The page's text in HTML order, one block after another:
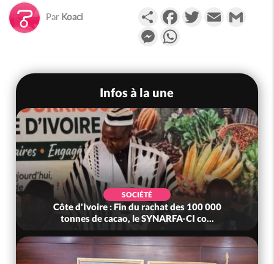
Par Koaci PartagerFacebookTwitterEmail
Messenger
Infos à la une
SOCIÉTÉ
Côte d'Ivoire : Fin du rachat des 100 000
tonnes de cacao, le SYNARFA-CI co...